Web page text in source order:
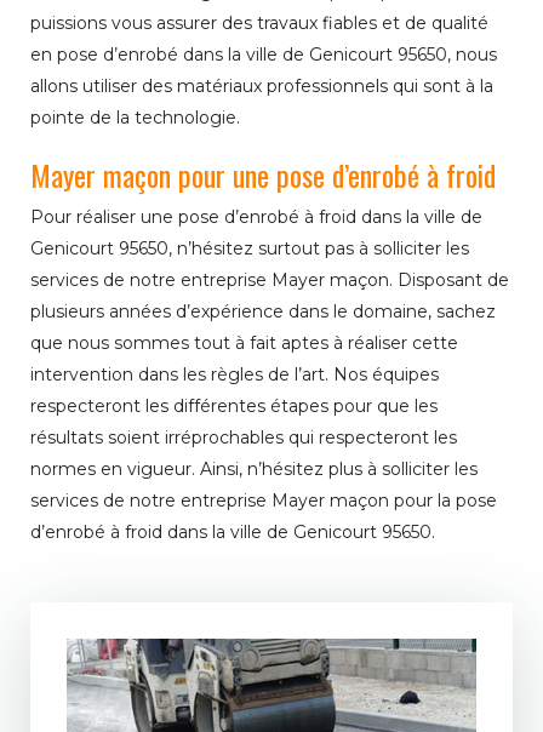
puissions vous assurer des travaux fiables et de qualité
en pose d’enrobé dans la ville de Genicourt 95650, nous
allons utiliser des matériaux professionnels qui sont à la
pointe de la technologie.
Mayer maçon pour une pose d’enrobé à froid
Pour réaliser une pose d’enrobé à froid dans la ville de
Genicourt 95650, n’hésitez surtout pas à solliciter les
services de notre entreprise Mayer maçon. Disposant de
plusieurs années d’expérience dans le domaine, sachez
que nous sommes tout à fait aptes à réaliser cette
intervention dans les règles de l’art. Nos équipes
respecteront les différentes étapes pour que les
résultats soient irréprochables qui respecteront les
normes en vigueur. Ainsi, n’hésitez plus à solliciter les
services de notre entreprise Mayer maçon pour la pose
d’enrobé à froid dans la ville de Genicourt 95650.